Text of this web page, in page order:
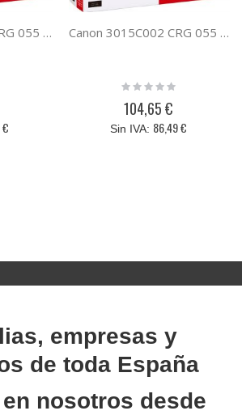
Canon 3016C002 CRG 055 NEGRO
€
Canon 3015C002 CRG 055 CIAN
Rating:
104,65 €
86,49 €
empresas y
de toda España
en nosotros desde